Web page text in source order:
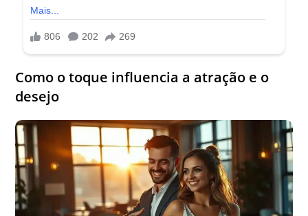
Como o toque influencia a atração e o
desejo